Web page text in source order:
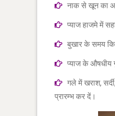
नाक से खून का
प्याज हाजमे में
बुखार के समय
प्याज के औषधीय
गले में खराश,
प्रारम्भ कर दें।